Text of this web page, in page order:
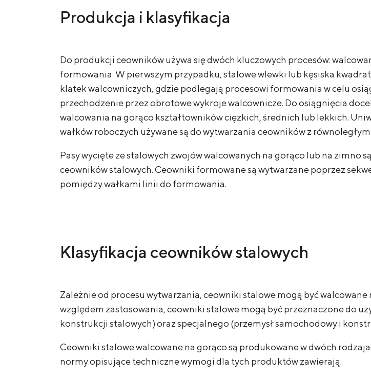
Produkcja i klasyfikacja
Do produkcji ceowników używa się dwóch kluczowych procesów:
formowania. W pierwszym przypadku, stalowe wlewki lub kęsiska
klatek walcowniczych, gdzie podlegają procesowi formowania w celu
przechodzenie przez obrotowe wykroje walcownicze. Do osiągnięcia
walcowania na gorąco kształtowników ciężkich, średnich lub lekkich.
wałków roboczych używane są do wytwarzania ceowników z
Pasy wycięte ze stalowych zwojów walcowanych na gorąco lub na zimno
ceowników stalowych. Ceowniki formowane są wytwarzane poprzez
pomiędzy wałkami linii do formowania.
Klasyfikacja ceowników stalowych
Zależnie od procesu wytwarzania, ceowniki stalowe mogą być
względem zastosowania, ceowniki stalowe mogą być przeznaczone do
konstrukcji stalowych) oraz specjalnego (przemysł samochodowy i
Ceowniki stalowe walcowane na gorąco są produkowane w dwóch
normy opisujące techniczne wymogi dla tych produktów zawierają: